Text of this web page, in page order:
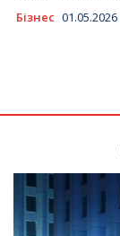
Бізнес 01.05.2026